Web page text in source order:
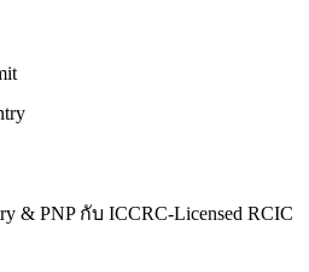
& PNP กับ ICCRC-Licensed RCIC